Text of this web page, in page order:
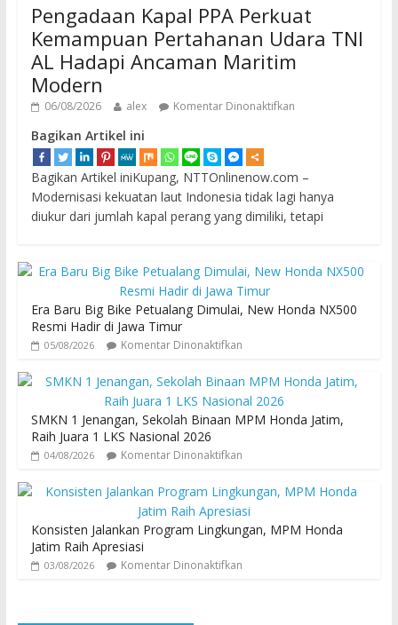
Pengadaan Kapal PPA Perkuat
Kemampuan Pertahanan Udara TNI
AL Hadapi Ancaman Maritim
Modern
06/08/2026 alex Komentar Dinonaktifkan
Bagikan Artikel ini
Bagikan Artikel iniKupang, NTTOnlinenow.com –
Modernisasi kekuatan laut Indonesia tidak lagi hanya
diukur dari jumlah kapal perang yang dimiliki, tetapi
Era Baru Big Bike Petualang Dimulai, New Honda NX500
Resmi Hadir di Jawa Timur
05/08/2026 Komentar Dinonaktifkan
SMKN 1 Jenangan, Sekolah Binaan MPM Honda Jatim,
Raih Juara 1 LKS Nasional 2026
04/08/2026 Komentar Dinonaktifkan
Konsisten Jalankan Program Lingkungan, MPM Honda
Jatim Raih Apresiasi
03/08/2026 Komentar Dinonaktifkan